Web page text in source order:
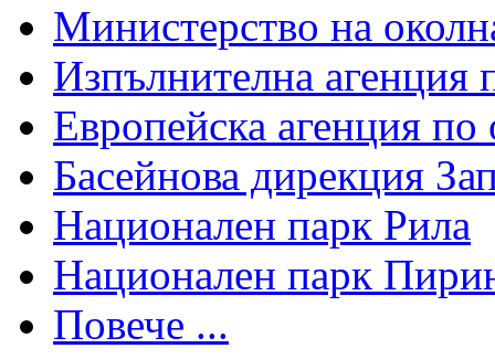
Министерство на
Изпълнителна агенция
Европейска агенция по
Басейнова дирекция
Национален парк Рила
Национален парк
Повече ...